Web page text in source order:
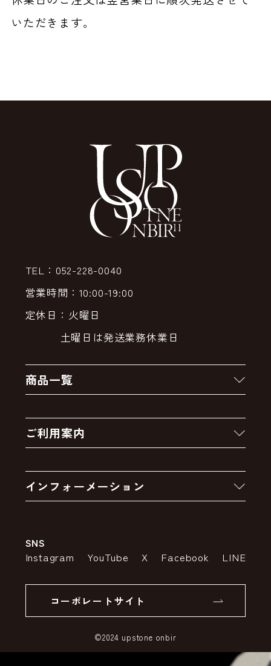
いただきます。
TEL：052-228-0040
営業時間：10:00-19:00
定休日：火曜日
土曜日は発送業務休業日
商品一覧
クーポン
卸販売・大量注文
アウトレットセール
ご利用案内
お支払いについて
インフォーメーション
特定商取引法の表示
SSLサーバー証明書とは
SNS
Instagram YouTube X Facebook LINE
コーポレートサイト
©2024 upstone onbir